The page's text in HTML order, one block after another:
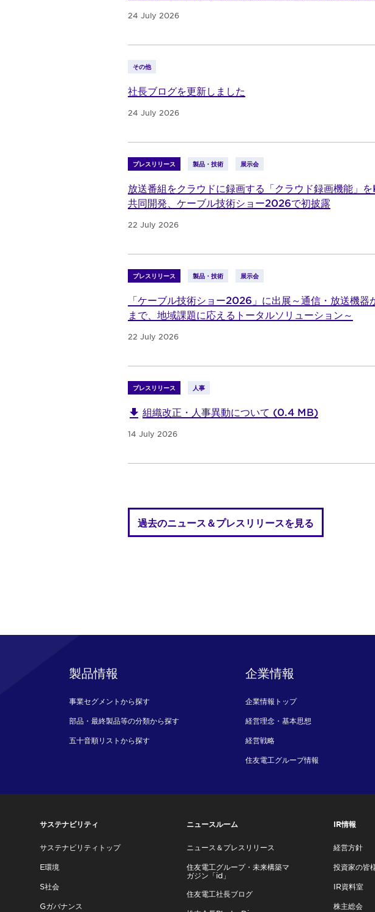
24 July 2026
その他
社長ブログを更新しました
24 July 2026
プレスリリース 製品・技術 展示会
放送番組をクラウドに録画する「クラウド録画機能」
共同開発、ケーブル技術ショー2026で初披露
22 July 2026
プレスリリース 製品・技術 展示会
「ケーブル技術ショー2026」に出展～通信・放送機器
まで、地域課題に応えるトータルソリューション～
22 July 2026
プレスリリース 人事
組織改正・人事異動について (0.4 MB)
14 July 2026
過去のニュース＆プレスリリースを見る
製品情報
事業セグメントから探す
部品・最終製品等の分類から探す
五十音順リストから探す
企業情報
企業情報トップ
経営理念・基本思想
経営戦略
住友電工グループ情報
サステナビリティ
サステナビリティトップ
E環境
S社会
Gガバナンス
ニュースルーム
ニュース＆プレスリリース
住友電工グループ・未来構築マ
ガジン「id」
住友電工社長ブログ
IR情報
経営方針
投資家の皆
IR資料室
株主総会